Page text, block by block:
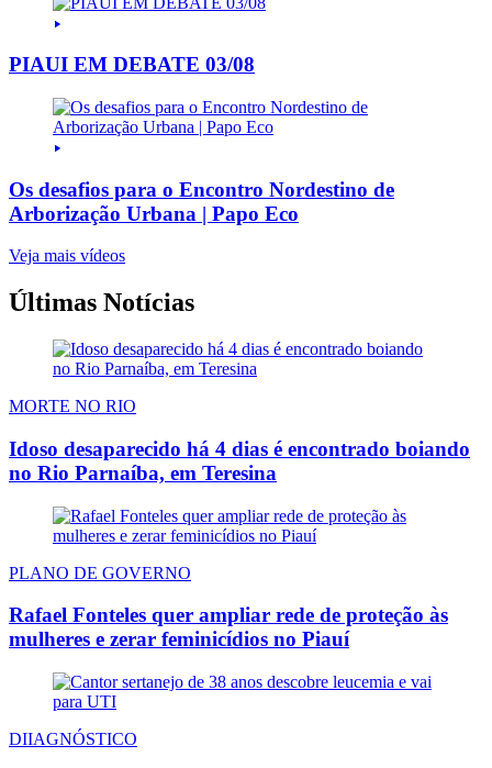
PIAUI EM DEBATE 03/08
Os desafios para o Encontro Nordestino de
Arborização Urbana | Papo Eco
Veja mais vídeos
Últimas Notícias
MORTE NO RIO
Idoso desaparecido há 4 dias é encontrado boiando
no Rio Parnaíba, em Teresina
PLANO DE GOVERNO
Rafael Fonteles quer ampliar rede de proteção às
mulheres e zerar feminicídios no Piauí
DIIAGNÓSTICO